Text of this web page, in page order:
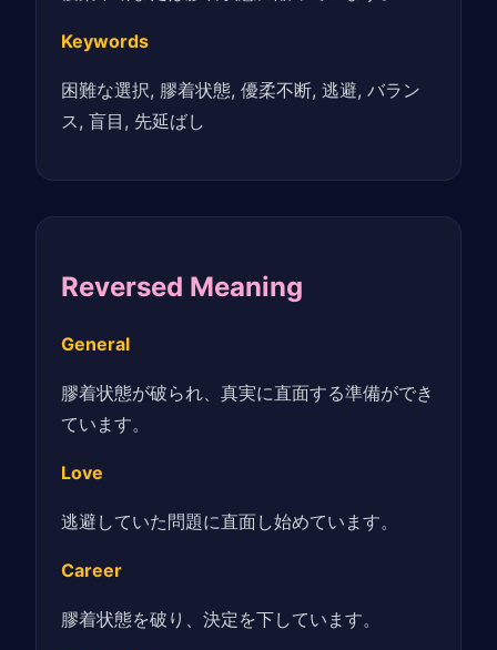
Keywords
困難な選択, 膠着状態, 優柔不断, 逃避, バラン
ス, 盲目, 先延ばし
Reversed Meaning
General
膠着状態が破られ、真実に直面する準備ができ
ています。
Love
逃避していた問題に直面し始めています。
Career
膠着状態を破り、決定を下しています。